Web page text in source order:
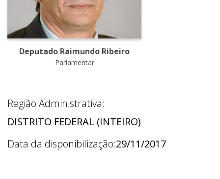
Deputado Raimundo Ribeiro
Parlamentar
Região Administrativa:
DISTRITO FEDERAL (INTEIRO)
Data da disponibilização:29/11/2017